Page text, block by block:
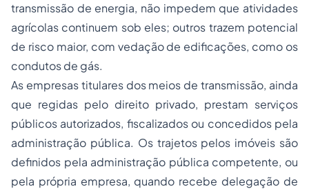
transmissão de energia, não impedem que atividades
agrícolas continuem sob eles; outros trazem potencial
de risco maior, com vedação de edificações, como os
condutos de gás.
As empresas titulares dos meios de transmissão, ainda
que regidas pelo direito privado, prestam serviços
públicos autorizados, fiscalizados ou concedidos pela
administração pública. Os trajetos pelos imóveis são
definidos pela administração pública competente, ou
pela própria empresa, quando recebe delegação de